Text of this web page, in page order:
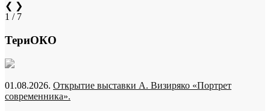
❮ ❯
1 / 7
ТериОКО
01.08.2026. Открытие выставки А. Визиряко «Портрет
современника».